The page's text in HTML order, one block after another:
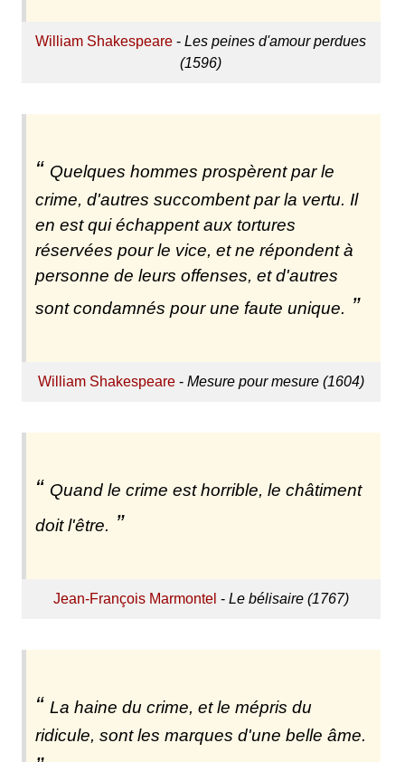
William Shakespeare -Les peines d'amour perdues
(1596)
Quelques hommes prospèrent par le
crime, d'autres succombent par la vertu. Il
en est qui échappent aux tortures
réservées pour le vice, et ne répondent à
personne de leurs offenses, et d'autres
sont condamnés pour une faute unique.
William Shakespeare- Mesure pour mesure (1604)
Quand le crime est horrible, le châtiment
doit l'être.
Jean-François Marmontel - Le bélisaire (1767)
La haine du crime, et le mépris du
ridicule, sont les marques d'une belle âme.